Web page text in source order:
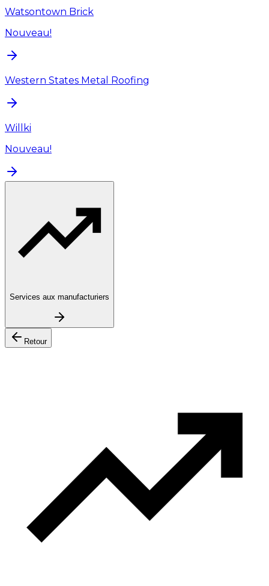
Watsontown Brick
Nouveau!
Western States Metal Roofing
Willki
Nouveau!
Services aux manufacturiers
Retour